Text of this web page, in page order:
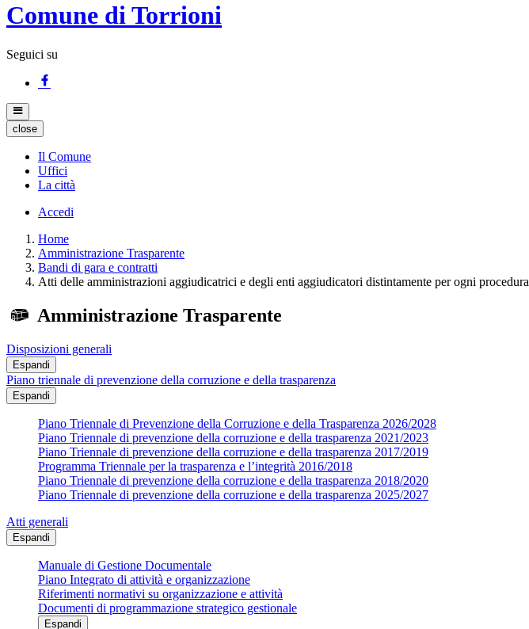
Comune di Torrioni
Seguici su
close
Il Comune
Uffici
La città
Accedi
Home
Amministrazione Trasparente
Bandi di gara e contratti
Atti delle amministrazioni aggiudicatrici e degli enti aggiudicatori distintamente per ogni procedura
Amministrazione Trasparente
Disposizioni generali
Espandi
Piano triennale di prevenzione della corruzione e della trasparenza
Espandi
Piano Triennale di Prevenzione della Corruzione e della Trasparenza 2026/2028
Piano Triennale di prevenzione della corruzione e della trasparenza 2021/2023
Piano Triennale di prevenzione della corruzione e della trasparenza 2017/2019
Programma Triennale per la trasparenza e l’integrità 2016/2018
Piano Triennale di prevenzione della corruzione e della trasparenza 2018/2020
Piano Triennale di prevenzione della corruzione e della trasparenza 2025/2027
Atti generali
Espandi
Manuale di Gestione Documentale
Piano Integrato di attività e organizzazione
Riferimenti normativi su organizzazione e attività
Documenti di programmazione strategico gestionale
Espandi